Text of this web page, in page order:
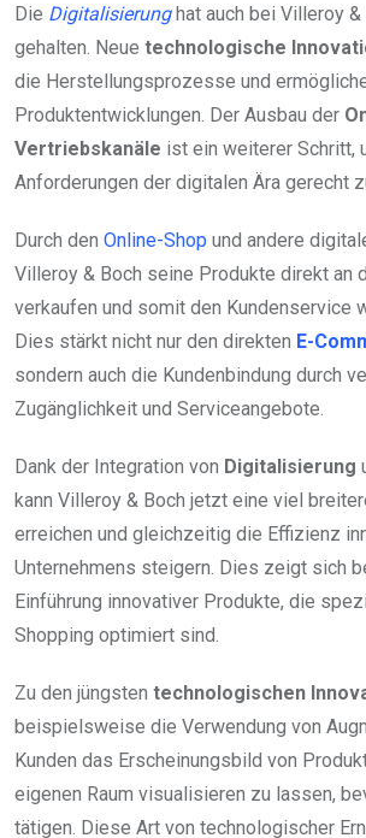
Die Digitalisierunghat auch bei Villeroy &
gehalten. Neue technologische
die Herstellungsprozesse und
Produktentwicklungen. Der Ausbau der
Vertriebskanäle ist ein weiterer Schritt,
Anforderungen der digitalen Ära gerecht
Durch den Online-Shop und andere
Villeroy & Boch seine Produkte direkt an
verkaufen und somit den Kundenservice
Dies stärkt nicht nur den direkten E-
sondern auch die Kundenbindung durch
Zugänglichkeit und Serviceangebote.
Dank der Integration von Digitalisierung
kann Villeroy & Boch jetzt eine viel
erreichen und gleichzeitig die Effizienz
Unternehmens steigern. Dies zeigt sich
Einführung innovativer Produkte, die
Shopping optimiert sind.
Zu den jüngsten technologischen
beispielsweise die Verwendung von
Kunden das Erscheinungsbild von
eigenen Raum visualisieren zu lassen,
tätigen. Diese Art von technologischer